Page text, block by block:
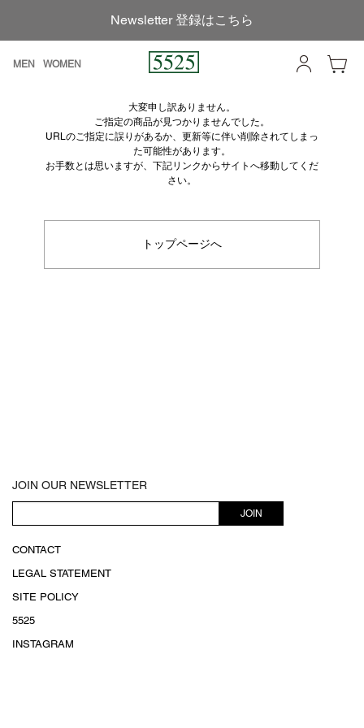
Newsletter 登録はこちら
MEN WOMEN
大変申し訳ありません。
ご指定の商品が見つかりませんでした。
URLのご指定に誤りがあるか、更新等に伴い削除されてしまっ
た可能性があります。
お手数とは思いますが、下記リンクからサイトへ移動してくだ
さい。
トップページへ
JOIN OUR NEWSLETTER
JOIN
CONTACT
LEGAL STATEMENT
SITE POLICY
5525
INSTAGRAM